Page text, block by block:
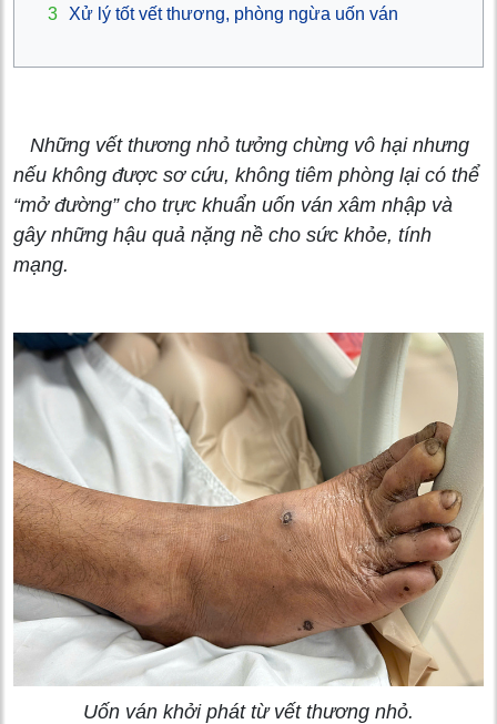
3
Xử lý tốt vết thương, phòng ngừa uốn ván
Những vết thương nhỏ tưởng chừng vô hại nhưng
nếu không được sơ cứu, không tiêm phòng lại có thể
“mở đường” cho trực khuẩn uốn ván xâm nhập và
gây những hậu quả nặng nề cho sức khỏe, tính
mạng.
Uốn ván khởi phát từ vết thương nhỏ.